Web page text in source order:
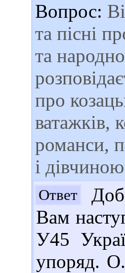
Вопрос:
та пісні
та
про
ватажків,
романси,
і
Ответ
Вам
У45
упоряд.